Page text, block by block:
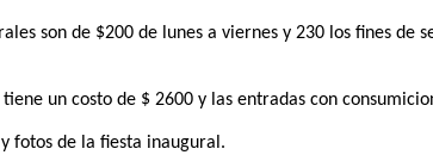
son de $200 de lunes a viernes y 230 los fines
un costo de $ 2600 y las entradas con
fotos de la fiesta inaugural.